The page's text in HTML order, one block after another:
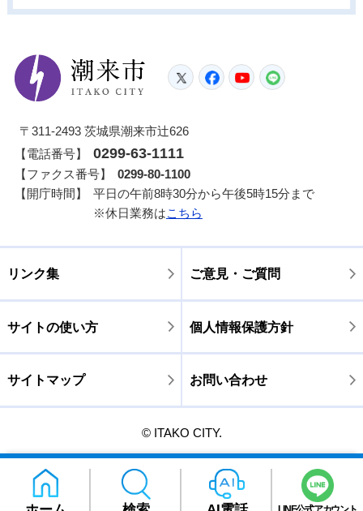
潮来市
TwitterFacebook
YouTube
〒311-2493 茨城県潮来市辻626
【電話番号】
0299-63-1111
【ファクス番号】
0299-80-1100
【開庁時間】
平日の午前8時30分から午後5時15分まで
※休日業務はこちら
リンク集 ご意見・ご質問
サイトの使い方 個人情報保護方針
サイトマップ お問い合わせ
© ITAKO CITY.